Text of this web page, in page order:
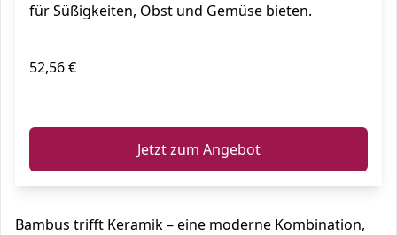
für Süßigkeiten, Obst und Gemüse bieten.
52,56 €
Jetzt zum Angebot
Bambus trifft Keramik – eine moderne Kombination,